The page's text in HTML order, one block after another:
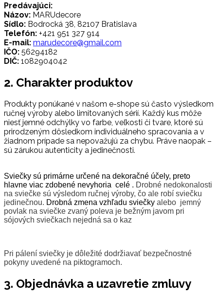
Predávajúci:
Názov: MARUdecore
Sídlo: Bodrocká 38, 82107 Bratislava
Telefón: +421 951 327 914
E-mail: marudecore@gmail.com
IČO: 56294182
DIČ: 1082904042
2. Charakter produktov
Produkty ponúkané v našom e-shope sú často výsledkom
ručnej výroby alebo limitovaných sérií. Každý kus môže
niesť jemné odchýlky vo farbe, veľkosti či tvare, ktoré sú
prirodzeným dôsledkom individuálneho spracovania a v
žiadnom prípade sa nepovažujú za chybu. Práve naopak –
sú zárukou autenticity a jedinečnosti.
Sviečky sú primárne určené na dekoračné účely, preto
hlavne viac zdobené nevyhoria celé . Drobné nedokonalosti
na sviečke sú výsledom ručnej výroby, čo ale robí sviečku
jedinečnou. Drobná zmena vzhľadu sviečky alebo jemný
povlak na sviečke zvaný poleva je bežným javom pri
sójových sviečkach nejedná sa o kaz
Pri pálení sviečky je dôležité dodržiavať bezpečnostné
pokyny uvedené na piktogramoch.
3. Objednávka a uzavretie zmluvy